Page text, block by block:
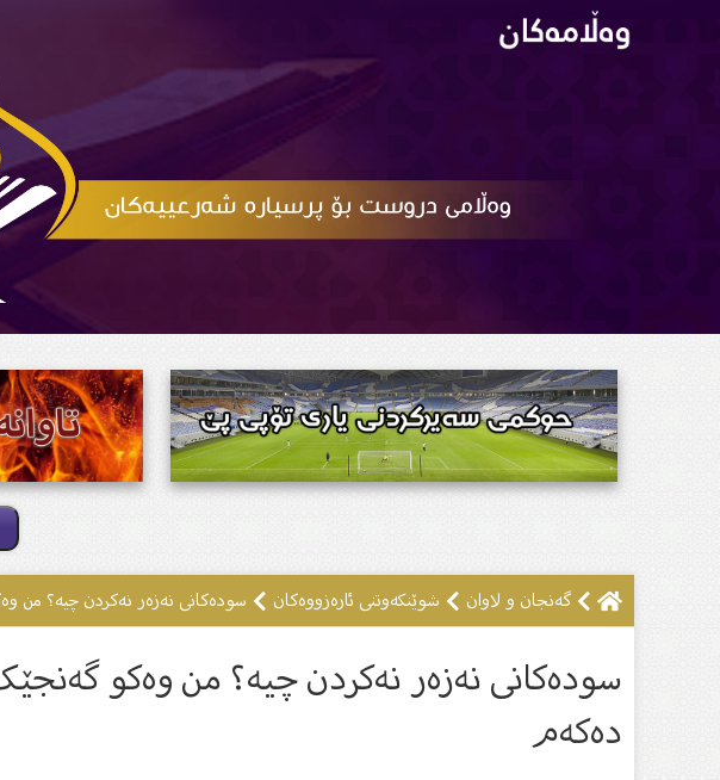
گەنجان و لاوان شوێنکەوتنى ئارەزووەکان سودەکانى نەزەر نەکردن چیە؟ من
سودەکانى نەزەر نەکردن چیە؟ من وەکو
دەکەم